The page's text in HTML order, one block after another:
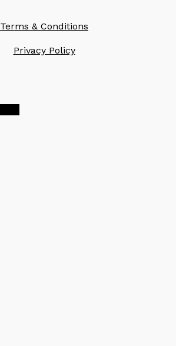
Terms & Conditions
Privacy Policy